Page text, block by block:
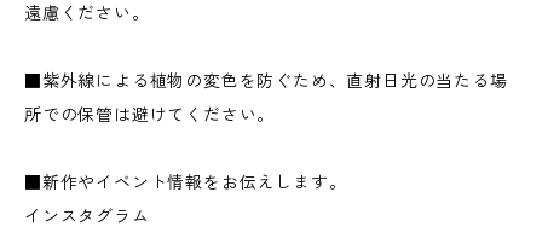
遠慮ください。
■紫外線による植物の変色を防ぐため、直射日光の当たる場
所での保管は避けてください。
■新作やイベント情報をお伝えします。
インスタグラム